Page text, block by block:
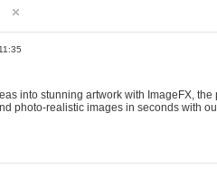
into stunning artwork with ImageFX,
photo-realistic images in seconds with